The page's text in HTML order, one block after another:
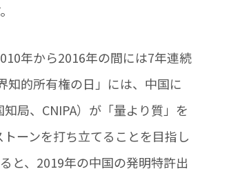
年から2016年の間には7年連続
知的所有権の日」には、中国に
局、CNIPA）が「量より質」を
ーンを打ち立てることを目指し
と、2019年の中国の発明特許出